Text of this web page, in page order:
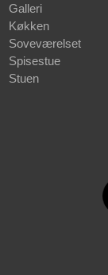
Galleri
Køkken
Soveværelset
Spisestue
Stuen